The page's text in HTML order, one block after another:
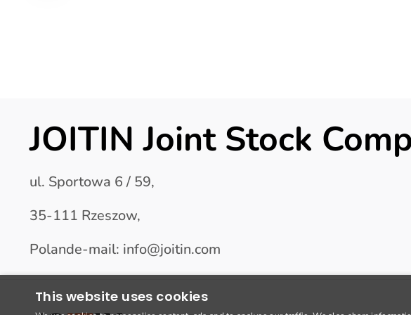
JOITIN Joint Stock
ul. Sportowa 6 / 59,
35-111 Rzeszow,
Polande-mail: info@joitin.com
This website uses cookies